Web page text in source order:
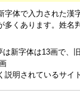
体で入力された漢
くあります。姓名
新字体は13画で、
明されているサイ